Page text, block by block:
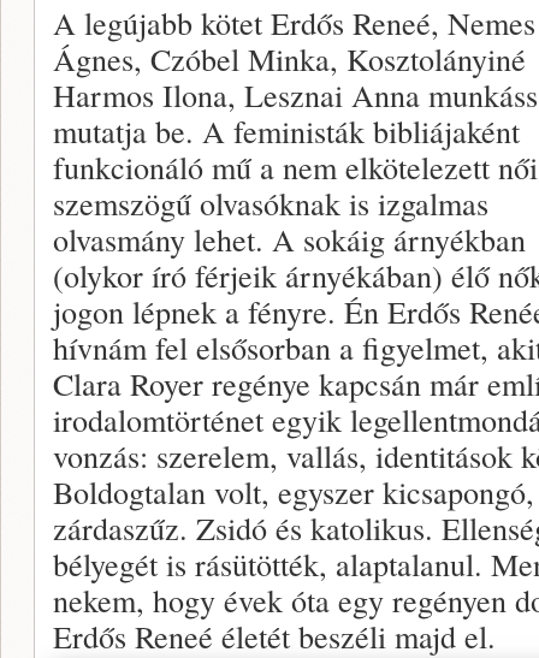
A legújabb kötet Erdős Reneé,
Ágnes, Czóbel Minka, Kosztolányiné
Harmos Ilona, Lesznai Anna
mutatja be. A feministák bibliájaként
funkcionáló mű a nem elkötelezett női
szemszögű olvasóknak is izgalmas
olvasmány lehet. A sokáig árnyékban
(olykor író férjeik árnyékában) élő
jogon lépnek a fényre. Én Erdős
hívnám fel elsősorban a figyelmet,
Clara Royer regénye kapcsán már
irodalomtörténet egyik
vonzás: szerelem, vallás, identitások
Boldogtalan volt, egyszer
zárdaszűz. Zsidó és katolikus.
bélyegét is rásütötték, alaptalanul.
nekem, hogy évek óta egy regényen
Erdős Reneé életét beszéli majd el.